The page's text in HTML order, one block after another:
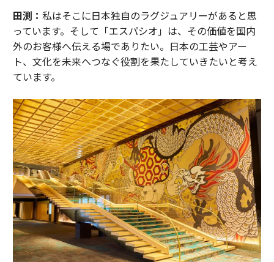
田渕： 私はそこに日本独自のラグジュアリーがあると思
っています。そして「エスパシオ」は、その価値を国内
外のお客様へ伝える場でありたい。日本の工芸やアー
ト、文化を未来へつなぐ役割を果たしていきたいと考え
ています。